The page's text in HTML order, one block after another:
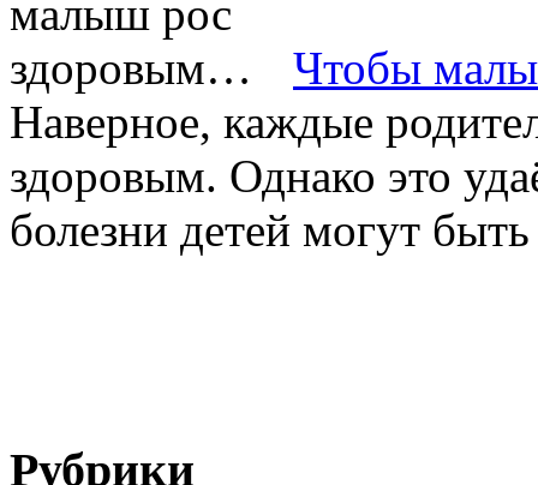
Чтобы
Наверное, каждые
здоровым. Однако это
болезни детей могут
Рубрики